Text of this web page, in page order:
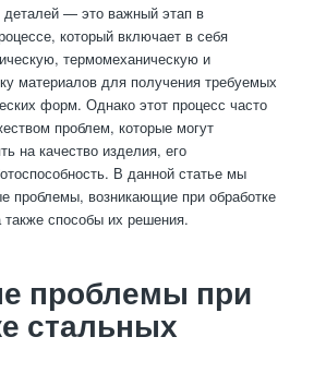
деталей — это важный этап в
который включает в себя
термомеханическую и
материалов для получения требуемых
форм. Однако этот процесс часто
проблем, которые могут
на качество изделия, его
В данной статье мы
проблемы, возникающие при обработке
способы их решения.
проблемы при
стальных